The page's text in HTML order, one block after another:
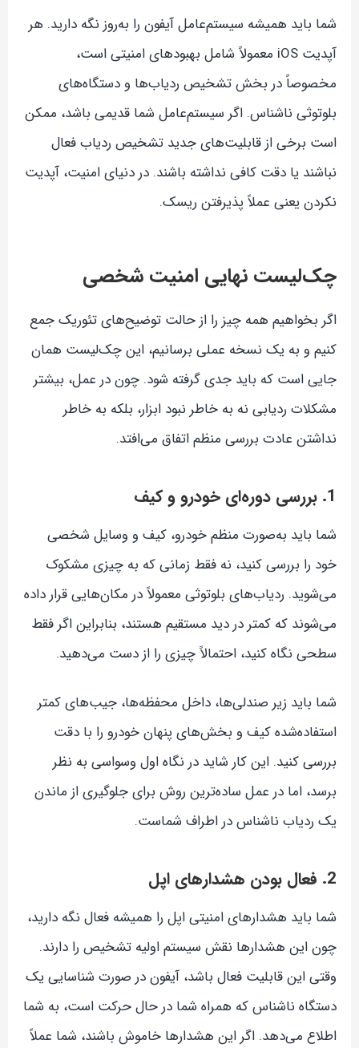
شما باید همیشه سیستم‌عامل آیفون را به‌روز نگه دارید. هر
آپدیت iOS معمولاً شامل بهبودهای امنیتی است،
مخصوصاً در بخش تشخیص ردیاب‌ها و دستگاه‌های
بلوتوثی ناشناس. اگر سیستم‌عامل شما قدیمی باشد، ممکن
است برخی از قابلیت‌های جدید تشخیص ردیاب فعال
نباشند یا دقت کافی نداشته باشند. در دنیای امنیت، آپدیت
نکردن یعنی عملاً پذیرفتن ریسک.
چک‌لیست نهایی امنیت شخصی
اگر بخواهیم همه چیز را از حالت توضیح‌های تئوریک جمع
کنیم و به یک نسخه عملی برسانیم، این چک‌لیست همان
جایی است که باید جدی گرفته شود. چون در عمل، بیشتر
مشکلات ردیابی نه به خاطر نبود ابزار، بلکه به خاطر
نداشتن عادت بررسی منظم اتفاق می‌افتد.
1. بررسی دوره‌ای خودرو و کیف
شما باید به‌صورت منظم خودرو، کیف و وسایل شخصی
خود را بررسی کنید، نه فقط زمانی که به چیزی مشکوک
می‌شوید. ردیاب‌های بلوتوثی معمولاً در مکان‌هایی قرار داده
می‌شوند که کمتر در دید مستقیم هستند، بنابراین اگر فقط
سطحی نگاه کنید، احتمالاً چیزی را از دست می‌دهید.
شما باید زیر صندلی‌ها، داخل محفظه‌ها، جیب‌های کمتر
استفاده‌شده کیف و بخش‌های پنهان خودرو را با دقت
بررسی کنید. این کار شاید در نگاه اول وسواسی به نظر
برسد، اما در عمل ساده‌ترین روش برای جلوگیری از ماندن
یک ردیاب ناشناس در اطراف شماست.
2. فعال بودن هشدارهای اپل
شما باید هشدارهای امنیتی اپل را همیشه فعال نگه دارید،
چون این هشدارها نقش سیستم اولیه تشخیص را دارند.
وقتی این قابلیت فعال باشد، آیفون در صورت شناسایی یک
دستگاه ناشناس که همراه شما در حال حرکت است، به شما
اطلاع می‌دهد. اگر این هشدارها خاموش باشند، شما عملاً